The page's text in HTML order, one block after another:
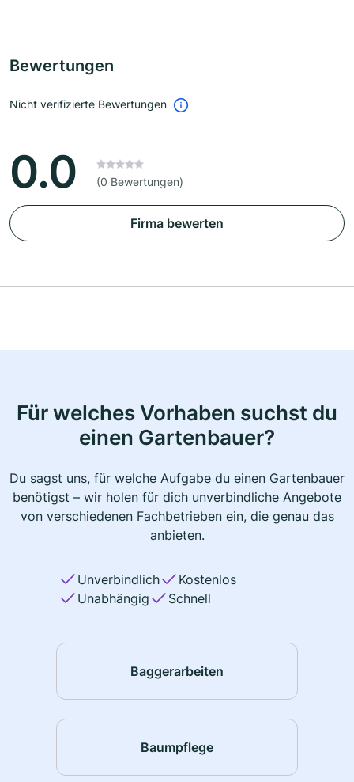
Bewertungen
Nicht verifizierte Bewertungen
0.0 (0 Bewertungen)
Firma bewerten
Für welches Vorhaben suchst du
einen Gartenbauer?
Du sagst uns, für welche Aufgabe du einen Gartenbauer
benötigst – wir holen für dich unverbindliche Angebote
von verschiedenen Fachbetrieben ein, die genau das
anbieten.
Unverbindlich
Kostenlos
Unabhängig
Schnell
Baggerarbeiten
Baumpflege